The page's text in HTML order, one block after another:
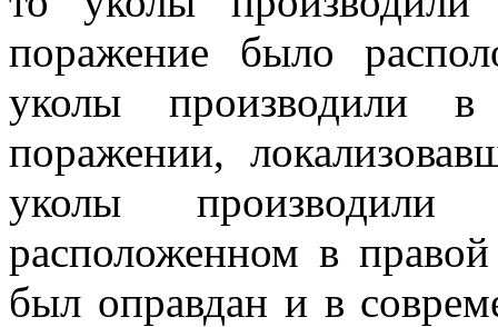
поражение было
уколы производили
поражении,
уколы
расположенном в
был оправдан и в